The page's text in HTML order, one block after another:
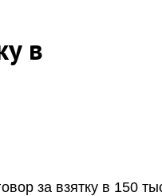
в
за взятку в 150